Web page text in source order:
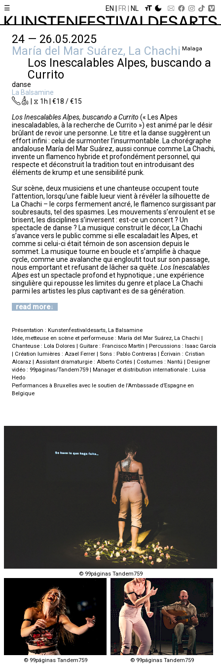
☰ EN FR NL
24 — 26.05.2025
María del Mar Suárez, La Chachi Malaga
Los Inescalables Alpes, buscando a
Currito
danse
La Balsamine
| ⧖ 1h | €18 / €15
Los Inescalables Alpes, buscando a Currito (« Les Alpes
inescaladables, à la recherche de Currito ») est animé par le désir
brûlant de revoir une personne. Le titre et la danse suggèrent un
effort infini : celui de surmonter l’insurmontable. La chorégraphe
andalouse María del Mar Suárez, aussi connue comme La Chachi,
invente un flamenco hybride et profondément personnel, qui
respecte et déconstruit la tradition tout en introduisant des
éléments de krump et une sensibilité punk.
Sur scène, deux musiciens et une chanteuse occupent toute
l’attention, lorsqu’une faible lueur vient à révéler la silhouette de
La Chachi – le corps fermement ancré, le flamenco surgissant par
soubresauts, tel des spasmes. Les mouvements s’enroulent et se
brisent, les disciplines s’inversent : est-ce un concert ? Un
spectacle de danse ? La musique construit le décor, La Chachi
s’avance vers le public comme si elle escaladait les Alpes, et
comme si celui-ci était témoin de son ascension depuis le
sommet. La musique tourne en boucle et s’amplifie à chaque
cycle, comme une avalanche qui engloutit tout sur son passage,
nous emportant et refusant de lâcher sa quête. Los Inescalables
Alpesest un spectacle profond et hypnotique ; une expérience
singulière qui repousse les limites du genre et place La Chachi
parmi les artistes les plus captivant·es de sa génération.
read more
Présentation : Kunstenfestivaldesarts, La Balsamine
Idée, metteuse en scène et performeuse : María del Mar Suárez, La Chachi |
Chanteuse : Lola Dolores | Guitare : Francisco Martín | Percussions : Isaac García
| Création lumières : Azael Ferrer | Sons : Pablo Contreras | Écrivain : Cristian
Alcaraz | Assistant dramaturgie : Alberto Cortés | Costumes : Nantú | Designer
vidéo : 99páginas/Tandem759 | Manager et distribution internationale : Luisa
Hedo
Performances à Bruxelles avec le soutien de l’Ambassade d’Espagne en
Belgique
© 99páginas Tandem759
© 99páginas Tandem759 © 99páginas Tandem759